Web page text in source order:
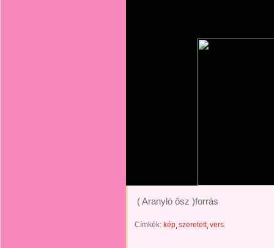
( Aranyló ősz )forrás
Címkék: kép szeretett vers.